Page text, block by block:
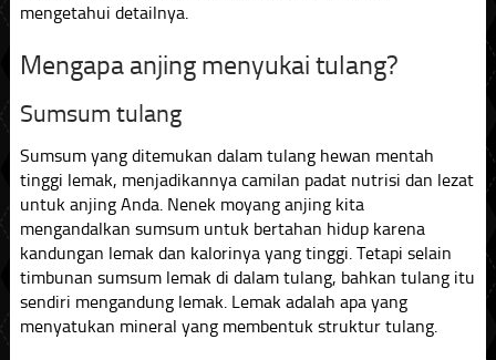
mengetahui detailnya.
Mengapa anjing menyukai tulang?
Sumsum tulang
Sumsum yang ditemukan dalam tulang hewan mentah
tinggi lemak, menjadikannya camilan padat nutrisi dan lezat
untuk anjing Anda. Nenek moyang anjing kita
mengandalkan sumsum untuk bertahan hidup karena
kandungan lemak dan kalorinya yang tinggi. Tetapi selain
timbunan sumsum lemak di dalam tulang, bahkan tulang itu
sendiri mengandung lemak. Lemak adalah apa yang
menyatukan mineral yang membentuk struktur tulang.